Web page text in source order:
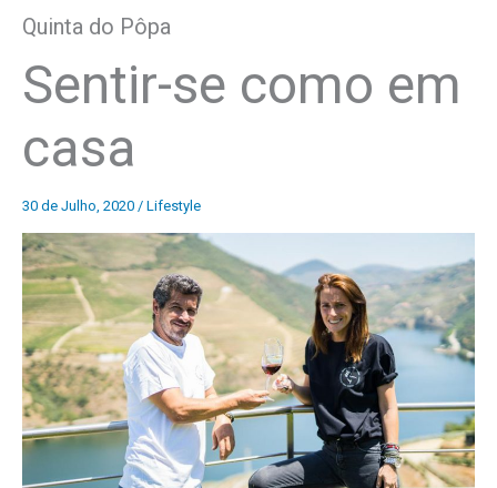
Quinta do Pôpa
Sentir-se como em
casa
30 de Julho, 2020 / Lifestyle